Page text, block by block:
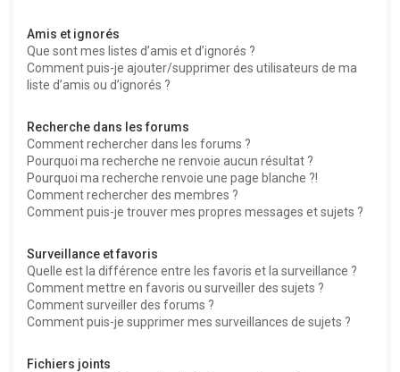
Amis et ignorés
Que sont mes listes d’amis et d’ignorés ?
Comment puis-je ajouter/supprimer des utilisateurs de ma
liste d’amis ou d’ignorés ?
Recherche dans les forums
Comment rechercher dans les forums ?
Pourquoi ma recherche ne renvoie aucun résultat ?
Pourquoi ma recherche renvoie une page blanche ?!
Comment rechercher des membres ?
Comment puis-je trouver mes propres messages et sujets ?
Surveillance et favoris
Quelle est la différence entre les favoris et la surveillance ?
Comment mettre en favoris ou surveiller des sujets ?
Comment surveiller des forums ?
Comment puis-je supprimer mes surveillances de sujets ?
Fichiers joints